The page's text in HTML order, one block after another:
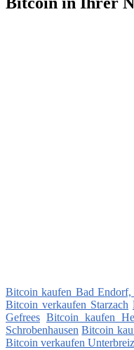
Bitcoin kaufen Bad Endorf,
Bitcoin verkaufen Starzach
Gefrees Bitcoin kaufen
Schrobenhausen Bitcoin
Bitcoin verkaufen